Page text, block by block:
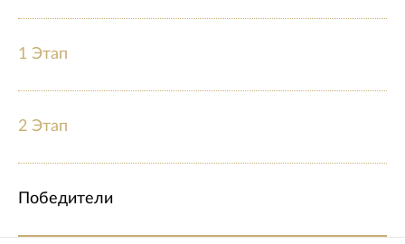
1 Этап
2 Этап
Победители